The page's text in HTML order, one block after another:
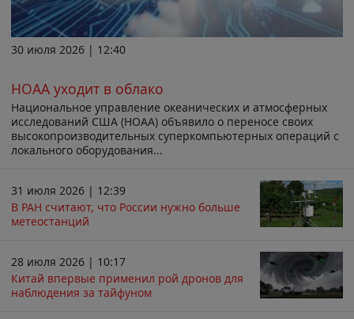
30 июля 2026 | 12:40
НОАА уходит в облако
Национальное управление океанических и атмосферных
исследований США (НОАА) объявило о переносе своих
высокопроизводительных суперкомпьютерных операций с
локального оборудования...
31 июля 2026 | 12:39
В РАН считают, что России нужно больше
метеостанций
28 июля 2026 | 10:17
Китай впервые применил рой дронов для
наблюдения за тайфуном